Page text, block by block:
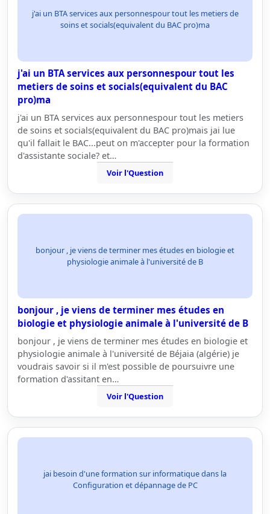
j'ai un BTA services aux personnespour tout les metiers de
soins et socials(equivalent du BAC pro)ma
j'ai un BTA services aux personnespour tout les
metiers de soins et socials(equivalent du BAC
pro)ma
j'ai un BTA services aux personnespour tout les metiers
de soins et socials(equivalent du BAC pro)mais jai lue
qu'il fallait le BAC...peut on m'accepter pour la formation
d'assistante sociale? et…
Voir l'Question
bonjour , je viens de terminer mes études en biologie et
physiologie animale à l'université de B
bonjour , je viens de terminer mes études en
biologie et physiologie animale à l'université de B
bonjour , je viens de terminer mes études en biologie et
physiologie animale à l'université de Béjaia (algérie) je
voudrais savoir si il m'est possible de poursuivre une
formation d'assitant en…
Voir l'Question
jai besoin d'une formation sur informatique dans la
Configuration et dépannage de PC